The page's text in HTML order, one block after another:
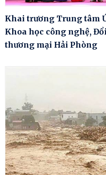
Khai trương Trung tâm
Khoa học công nghệ,
thương mại Hải Phòng